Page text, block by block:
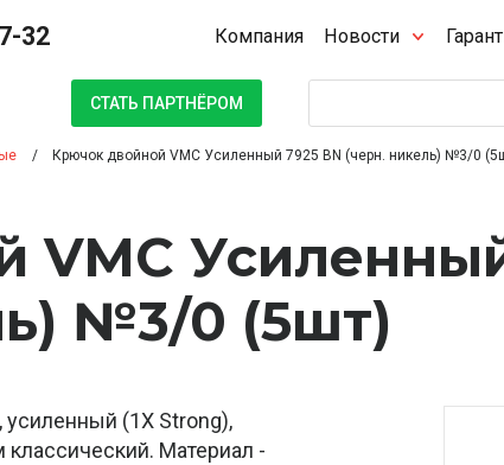
32 Компания Новости
СТАТЬ ПАРТНЁРОМ
Крючок двойной VMC Усиленный 7925 BN (черн. никель) №3/0
VMC
№3/0 (5шт)
усиленный (1Х Strong),
классический. Материал -